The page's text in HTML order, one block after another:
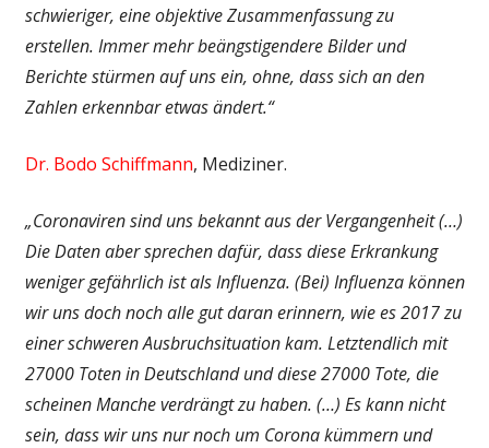
schwieriger, eine objektive Zusammenfassung zu
erstellen. Immer mehr beängstigendere Bilder und
Berichte stürmen auf uns ein, ohne, dass sich an den
Zahlen erkennbar etwas ändert.“
Dr. Bodo Schiffmann, Mediziner.
„Coronaviren sind uns bekannt aus der Vergangenheit (…)
Die Daten aber sprechen dafür, dass diese Erkrankung
weniger gefährlich ist als Influenza. (Bei) Influenza können
wir uns doch noch alle gut daran erinnern, wie es 2017 zu
einer schweren Ausbruchsituation kam. Letztendlich mit
27000 Toten in Deutschland und diese 27000 Tote, die
scheinen Manche verdrängt zu haben. (…) Es kann nicht
sein, dass wir uns nur noch um Corona kümmern und